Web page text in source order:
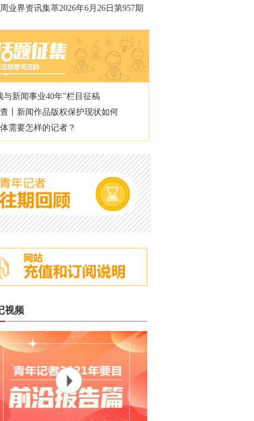
业界资讯集萃2026年6月26日第957期
与新闻事业40年”栏目征稿
丨新闻作品版权保护现状如何
需要怎样的记者？
视频